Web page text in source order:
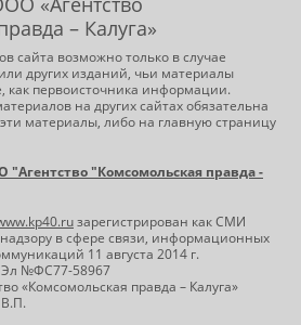
– Калуга»
сайта возможно только в случае
других изданий, чьи материалы
первоисточника информации.
на других сайтах обязательна
материалы, либо на главную страницу
"Комсомольская правда -
зарегистрирован как СМИ
в сфере связи, информационных
11 августа 2014 г.
Эл №ФС77-58967
«Комсомольская правда – Калуга»